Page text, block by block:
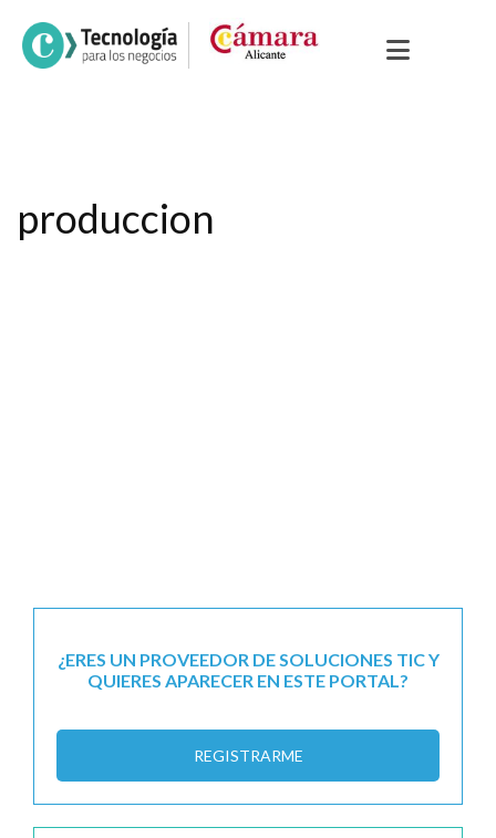
produccion
¿ERES UN PROVEEDOR DE SOLUCIONES TIC Y
QUIERES APARECER EN ESTE PORTAL?
REGISTRARME